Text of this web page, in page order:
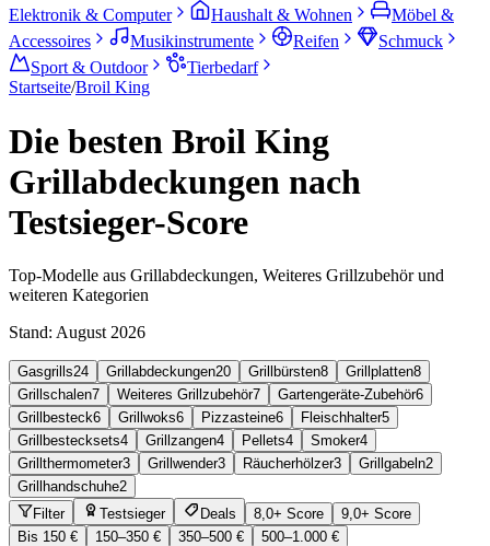
Elektronik & Computer
Haushalt & Wohnen
Möbel &
Accessoires
Musikinstrumente Reifen
Schmuck
Sport & Outdoor
Tierbedarf
Startseite/Broil King
Die besten Broil King
Grillabdeckungen nach
Testsieger-Score
Top-Modelle aus Grillabdeckungen, Weiteres Grillzubehör und
weiteren Kategorien
Stand: August 2026
Gasgrills24 Grillabdeckungen20 Grillbürsten8 Grillplatten8
Grillschalen7 Weiteres Grillzubehör7 Gartengeräte-Zubehör6
Grillbesteck6 Grillwoks6 Pizzasteine6 Fleischhalter5
Grillbestecksets4 Grillzangen4 Pellets4 Smoker4
Grillthermometer3 Grillwender3 Räucherhölzer3 Grillgabeln2
Grillhandschuhe2
Filter
Testsieger Deals 8,0+ Score
9,0+ Score
Bis 150 €
150–350 € 350–500 €
500–1.000 €